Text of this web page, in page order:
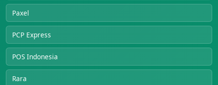
Paxel
PCP Express
POS Indonesia
Rara